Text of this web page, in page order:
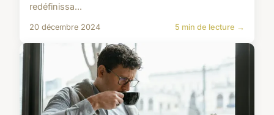
redéfinissa...
20 décembre 2024 5 min de lecture →